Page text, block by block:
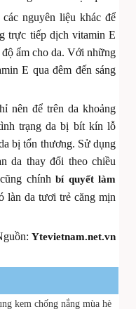
nguyên liệu khác để
trực tiếp dịch vitamin E
độ ẩm cho da. Với những
E qua đêm đến sáng
nên để trên da khoảng
trạng da bị bít kín lỗ
bị tổn thương. Sử dụng
da thay đổi theo chiều
chính bí quyết làm
làn da tươi trẻ căng mịn
Ytevietnam.net.vn
kem chống nắng mùa hè